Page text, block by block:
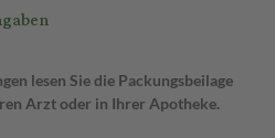
lesen Sie die Packungsbeilage
Arzt oder in Ihrer Apotheke.